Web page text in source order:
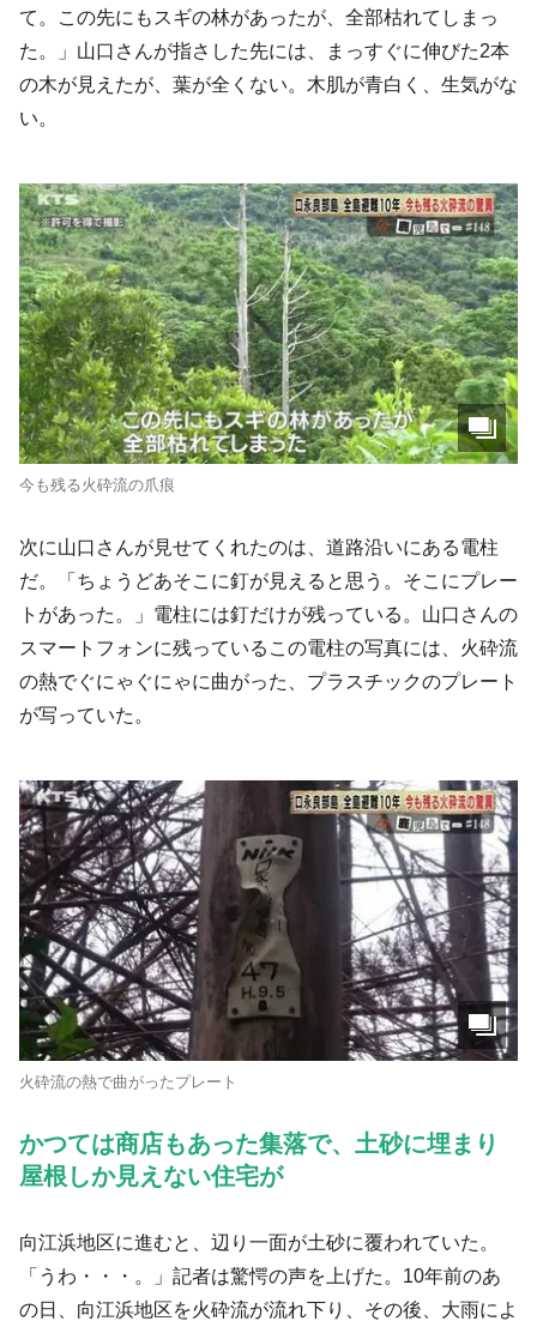
て。この先にもスギの林があったが、全部枯れてしまっ
た。」山口さんが指さした先には、まっすぐに伸びた2本
の木が見えたが、葉が全くない。木肌が青白く、生気がな
い。
今も残る火砕流の爪痕
次に山口さんが見せてくれたのは、道路沿いにある電柱
だ。「ちょうどあそこに釘が見えると思う。そこにプレー
トがあった。」電柱には釘だけが残っている。山口さんの
スマートフォンに残っているこの電柱の写真には、火砕流
の熱でぐにゃぐにゃに曲がった、プラスチックのプレート
が写っていた。
火砕流の熱で曲がったプレート
かつては商店もあった集落で、土砂に埋まり
屋根しか見えない住宅が
向江浜地区に進むと、辺り一面が土砂に覆われていた。
「うわ・・・。」記者は驚愕の声を上げた。10年前のあ
の日、向江浜地区を火砕流が流れ下り、その後、大雨によ